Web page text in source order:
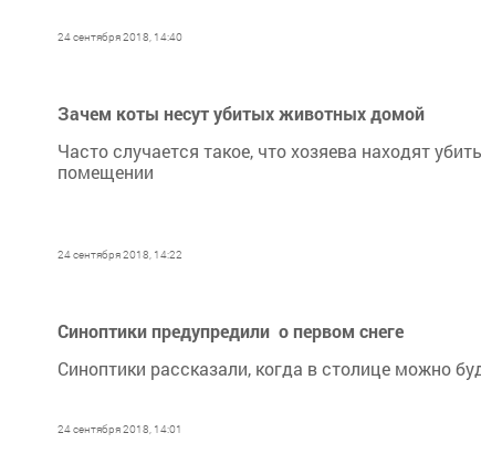
24 сентября 2018, 14:40
Зачем коты несут убитых животных домой
Часто случается такое, что хозяева находят
помещении
24 сентября 2018, 14:22
Синоптики предупредили о первом снеге
Синоптики рассказали, когда в столице можно
24 сентября 2018, 14:01